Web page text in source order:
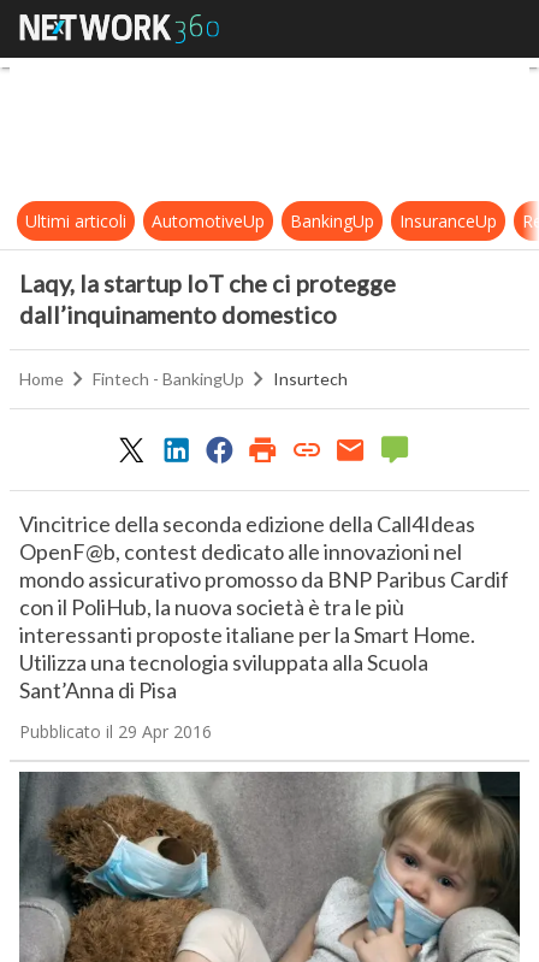
Laqy, la startup IoT che ci
Ultimi articoli AutomotiveUp BankingUp InsuranceUp
Laqy, la startup IoT che ci protegge
dall’inquinamento domestico
Home Fintech - BankingUp Insurtech
Vincitrice della seconda edizione della Call4Ideas
OpenF@b, contest dedicato alle innovazioni nel
mondo assicurativo promosso da BNP Paribus Cardif
con il PoliHub, la nuova società è tra le più
interessanti proposte italiane per la Smart Home.
Utilizza una tecnologia sviluppata alla Scuola
Sant’Anna di Pisa
Pubblicato il 29 Apr 2016